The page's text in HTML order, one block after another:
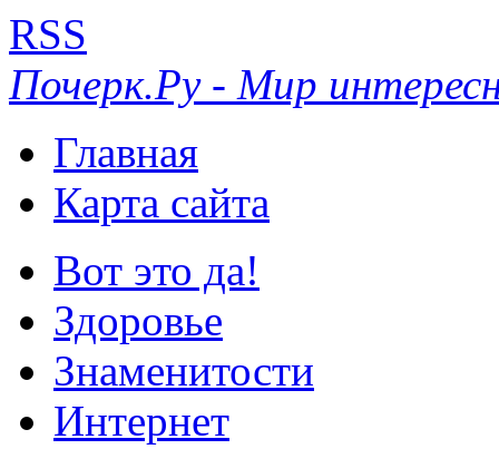
RSS
Почерк.Ру - Мир
Главная
Карта сайта
Вот это да!
Здоровье
Знаменитости
Интернет